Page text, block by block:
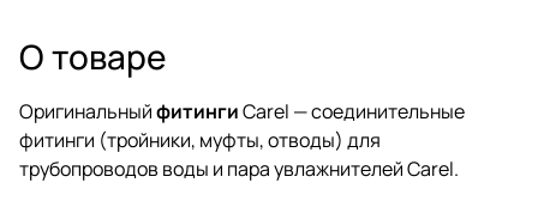
обслуживания
О товаре
ОригинальныйфитингиCarel — соединительные
фитинги (тройники, муфты, отводы) для
трубопроводов воды и пара увлажнителей Carel.